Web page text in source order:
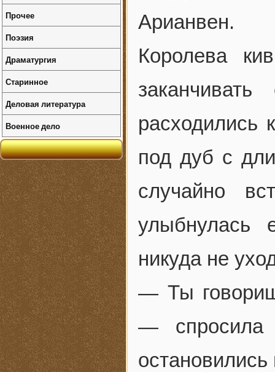
Арианвен.
Королева
расходились
под дуб с
случайно
улыбнулась
никуда не
— Ты
— спросила
Прочее
Поэзия
Драматургия
Старинное
Деловая литература
Военное дело